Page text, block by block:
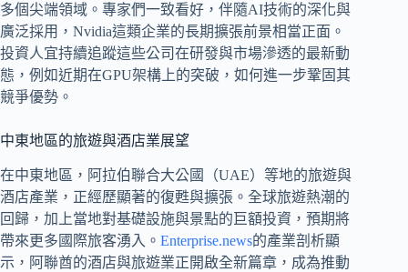
多個尖端領域。專家們一致看好，伴隨AI技術的深化與
廣泛採用，Nvidia這類企業的長期擴張前景相當正面。
投資人宜持續追蹤這些公司在研發與市場滲透的最新動
態，例如近期在GPU架構上的突破，如何進一步鞏固其
競爭優勢。
中東地區的旅遊與酒店業展望
在中東地區，阿拉伯聯合大公國（UAE）等地的旅遊與
酒店產業，正經歷顯著的復甦與擴張。全球旅遊熱潮的
回歸，加上當地對基礎設施與景點的巨額投資，預期將
帶來更多國際旅客湧入。 Enterprise.news的產業剖析顯
示，阿聯酋的酒店與旅遊業正開啟全新篇章，成為推動